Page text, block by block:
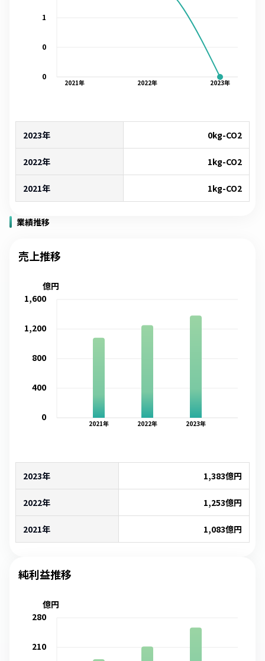
2021年 2022年 2023年
0
0
1
2023年 0kg-CO2
2022年 1kg-CO2
2021年 1kg-CO2
業績推移
売上推移
2021年 2022年 2023年
0
400
800
1,200
1,600
億円
2023年 1,383億円
2022年 1,253億円
2021年 1,083億円
純利益推移
210
280
億円